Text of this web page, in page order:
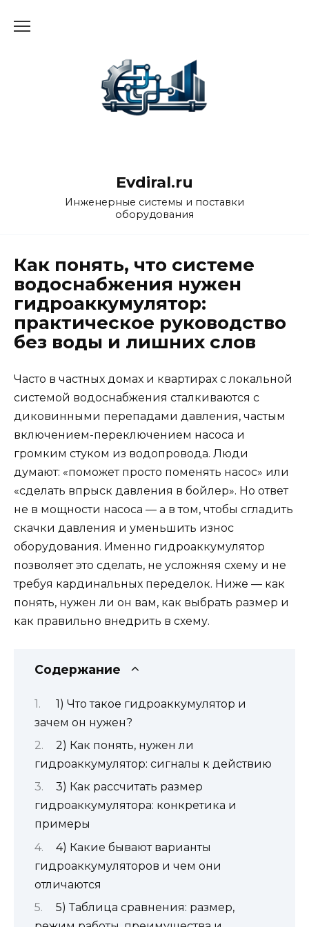
Evdiral.ru
Инженерные системы и поставки
оборудования
Как понять, что системе
водоснабжения нужен
гидроаккумулятор:
практическое руководство
без воды и лишних слов
Часто в частных домах и квартирах с локальной
системой водоснабжения сталкиваются с
диковинными перепадами давления, частым
включением-переключением насоса и
громким стуком из водопровода. Люди
думают: «поможет просто поменять насос» или
«сделать впрыск давления в бойлер». Но ответ
не в мощности насоса — а в том, чтобы сгладить
скачки давления и уменьшить износ
оборудования. Именно гидроаккумулятор
позволяет это сделать, не усложняя схему и не
требуя кардинальных переделок. Ниже — как
понять, нужен ли он вам, как выбрать размер и
как правильно внедрить в схему.
Содержание
1) Что такое гидроаккумулятор и
зачем он нужен?
2) Как понять, нужен ли
гидроаккумулятор: сигналы к действию
3) Как рассчитать размер
гидроаккумулятора: конкретика и
примеры
4) Какие бывают варианты
гидроаккумуляторов и чем они
отличаются
5) Таблица сравнения: размер,